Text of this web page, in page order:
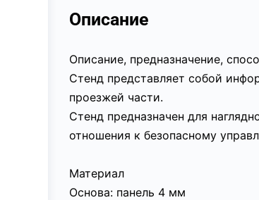
Описание
Описание, предназначение,
Стенд представляет собой
проезжей части.
Стенд предназначен для
отношения к безопасному
Материал
Основа: панель 4 мм